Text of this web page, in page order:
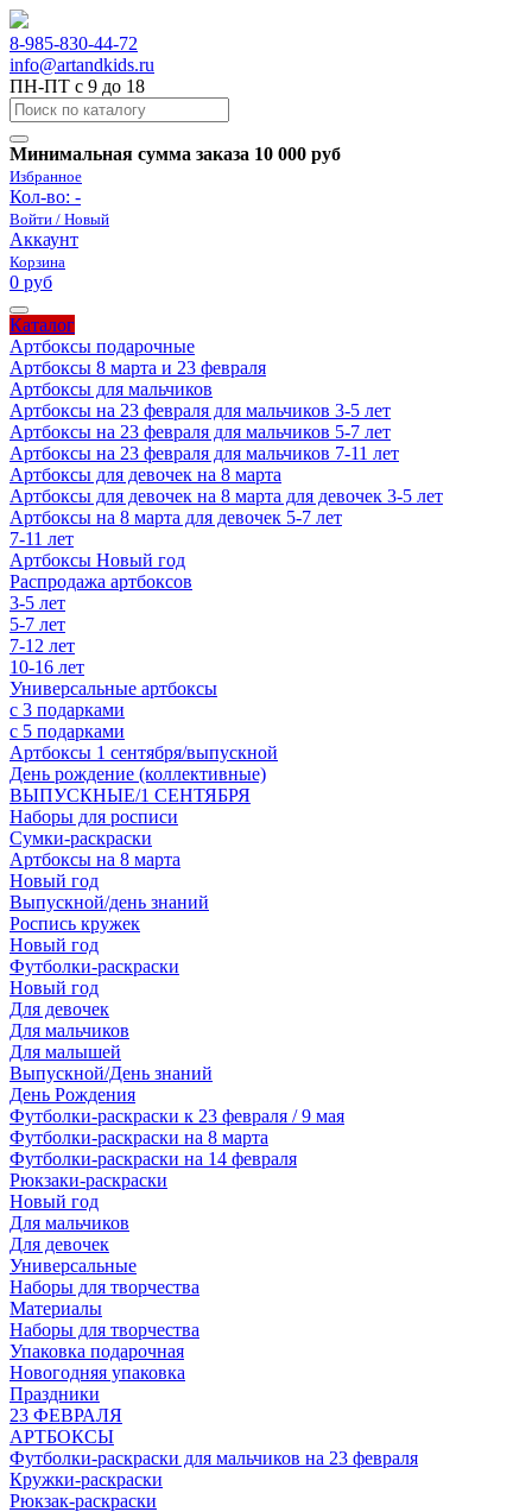
8-985-830-44-72
info@artandkids.ru
ПН-ПТ с 9 до 18
Минимальная сумма заказа 10 000 руб
Избранное
Кол-во: -
Войти / Новый
Аккаунт
Корзина
0 руб
Каталог
Артбоксы подарочные
Артбоксы 8 марта и 23 февраля
Артбоксы для мальчиков
Артбоксы на 23 февраля для мальчиков 3-5 лет
Артбоксы на 23 февраля для мальчиков 5-7 лет
Артбоксы на 23 февраля для мальчиков 7-11 лет
Артбоксы для девочек на 8 марта
Артбоксы для девочек на 8 марта для девочек 3-5 лет
Артбоксы на 8 марта для девочек 5-7 лет
7-11 лет
Артбоксы Новый год
Распродажа артбоксов
3-5 лет
5-7 лет
7-12 лет
10-16 лет
Универсальные артбоксы
с 3 подарками
с 5 подарками
Артбоксы 1 сентября/выпускной
День рождение (коллективные)
ВЫПУСКНЫЕ/1 СЕНТЯБРЯ
Наборы для росписи
Сумки-раскраски
Артбоксы на 8 марта
Новый год
Выпускной/день знаний
Роспись кружек
Новый год
Футболки-раскраски
Новый год
Для девочек
Для мальчиков
Для малышей
Выпускной/День знаний
День Рождения
Футболки-раскраски к 23 февраля / 9 мая
Футболки-раскраски на 8 марта
Футболки-раскраски на 14 февраля
Рюкзаки-раскраски
Новый год
Для мальчиков
Для девочек
Универсальные
Наборы для творчества
Материалы
Наборы для творчества
Упаковка подарочная
Новогодняя упаковка
Праздники
23 ФЕВРАЛЯ
АРТБОКСЫ
Футболки-раскраски для мальчиков на 23 февраля
Кружки-раскраски
Рюкзак-раскраски